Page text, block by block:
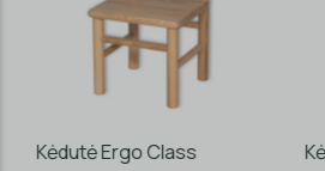
Kėdutė Ergo Class